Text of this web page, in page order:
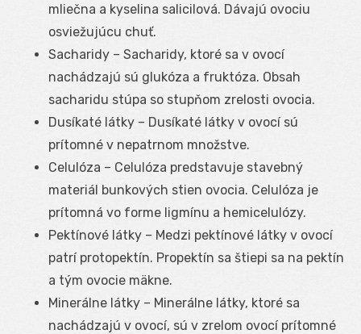
mliečna a kyselina salicilová. Dávajú ovociu
osviežujúcu chuť.
Sacharidy – Sacharidy, ktoré sa v ovocí
nachádzajú sú glukóza a fruktóza. Obsah
sacharidu stúpa so stupňom zrelosti ovocia.
Dusíkaté látky – Dusíkaté látky v ovocí sú
prítomné v nepatrnom množstve.
Celulóza – Celulóza predstavuje stavebný
materiál bunkových stien ovocia. Celulóza je
prítomná vo forme ligmínu a hemicelulózy.
Pektínové látky – Medzi pektínové látky v ovocí
patrí protopektín. Propektín sa štiepi sa na pektín
a tým ovocie mäkne.
Minerálne látky – Minerálne látky, ktoré sa
nachádzajú v ovocí, sú v zrelom ovocí prítomné